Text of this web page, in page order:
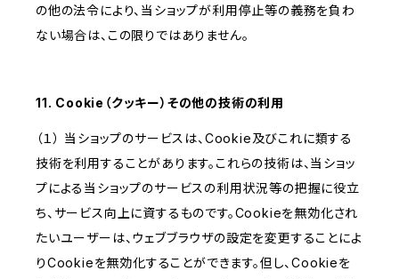
の他の法令により、当ショップが利用停止等の義務を負わ
ない場合は、この限りではありません。
11. Cookie（クッキー）その他の技術の利用
（１） 当ショップのサービスは、Cookie及びこれに類する
技術を利用することがあります。これらの技術は、当ショッ
プによる当ショップのサービスの利用状況等の把握に役立
ち、サービス向上に資するものです。Cookieを無効化され
たいユーザーは、ウェブブラウザの設定を変更することによ
りCookieを無効化することができます。但し、Cookieを